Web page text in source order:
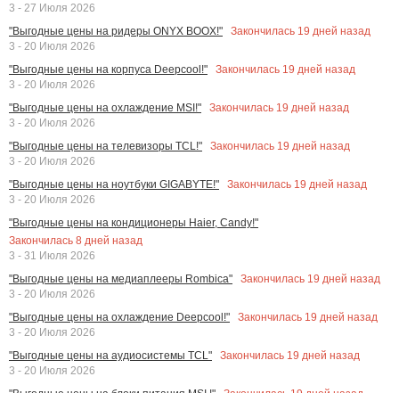
3 - 27 Июля 2026
"Выгодные цены на ридеры ONYX BOOX!"
Закончилась 19 дней назад
3 - 20 Июля 2026
"Выгодные цены на корпуса Deepcool!"
Закончилась 19 дней назад
3 - 20 Июля 2026
"Выгодные цены на охлаждение MSI!"
Закончилась 19 дней назад
3 - 20 Июля 2026
"Выгодные цены на телевизоры TCL!"
Закончилась 19 дней назад
3 - 20 Июля 2026
"Выгодные цены на ноутбуки GIGABYTE!"
Закончилась 19 дней назад
3 - 20 Июля 2026
"Выгодные цены на кондиционеры Haier, Candy!"
Закончилась 8 дней назад
3 - 31 Июля 2026
"Выгодные цены на медиаплееры Rombica"
Закончилась 19 дней назад
3 - 20 Июля 2026
"Выгодные цены на охлаждение Deepcool!"
Закончилась 19 дней назад
3 - 20 Июля 2026
"Выгодные цены на аудиосистемы TCL"
Закончилась 19 дней назад
3 - 20 Июля 2026